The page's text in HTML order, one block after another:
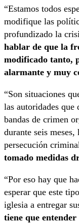
“Estamos todos
modifique las
profundizado la
hablar de que la
modificado tanto,
alarmante y muy
“Son situaciones
las autoridades que
bandas de crimen
durante seis
persecución
tomado medidas
“Por eso hay que
esperar que este
iglesia a entregar
tiene que